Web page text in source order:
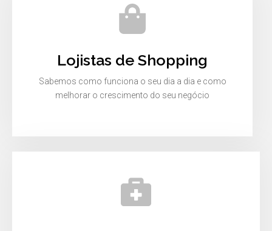
Lojistas de Shopping
Sabemos como funciona o seu dia a dia e como
melhorar o crescimento do seu negócio